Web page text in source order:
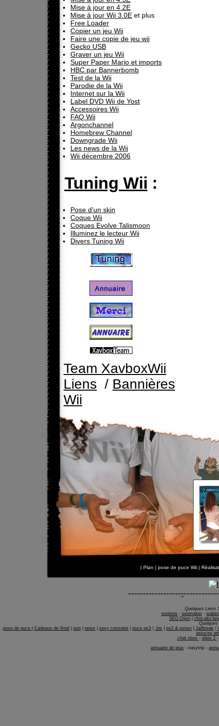
Mise à jour en 4.2E
Mise à jour Wii 3.0E et plus
Free Loader
Copier un jeu Wii
Faire une copie de jeu wii
Gecko USB
Graver un jeu Wii
Super Paper Mario et imports
HBC par Bannerbomb
Test de la Wii
Parodie de la Wii
Internet sur la Wii
Label DVD Wii de Yost
Accessoires Wii
FAQ Wii
Argonchannel
Homebrew Channel
Downgrade Wii
Les news de la Wii
Wii décembre 2006
Tuning Wii :
Pose d'un skin
Coque Wii
Coques Evolve Talismoon
Illuminez le lecteur Wii
Divers Tuning Wii
Team XavboxWii
Liens / Bannières
Wii
| Plan | pose de puce Wii |
-------------------
Quelques Liens
seotons - seomaker -
SEO Dijon
chocoku
pose de puce
Cadeaux de Noel psp news sexy consoles puce ps3 .biz ps2 & pstwo Jailbreak
astuces
chat xbox - xbox 2
annuaire de jeux - easytrip -